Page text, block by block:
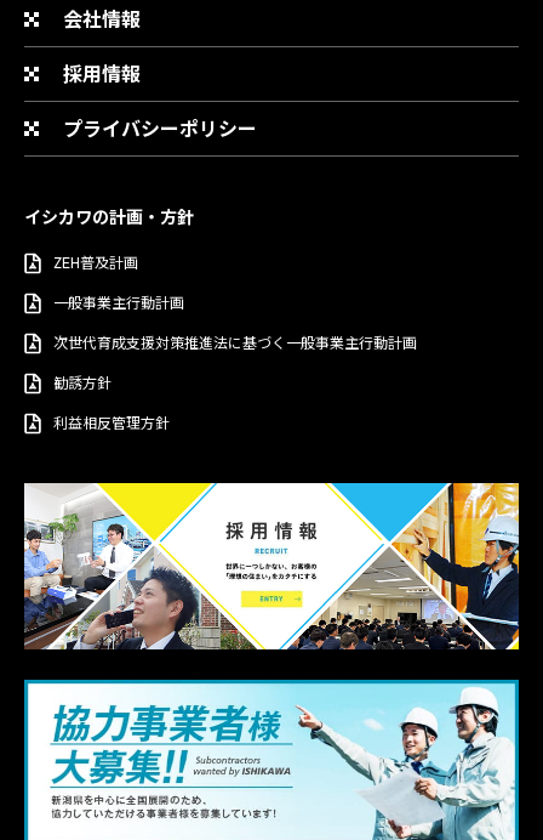
会社情報
採用情報
プライバシーポリシー
イシカワの計画・方針
ZEH普及計画
一般事業主行動計画
次世代育成支援対策推進法に基づく一般事業主行動計画
勧誘方針
利益相反管理方針